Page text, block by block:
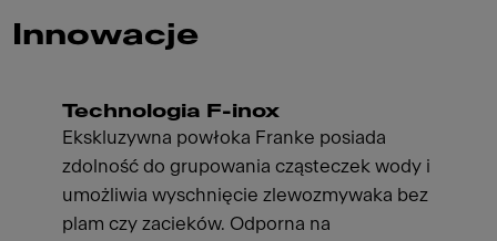
Innowacje
Technologia F-inox
Ekskluzywna powłoka Franke posiada
zdolność do grupowania cząsteczek wody i
umożliwia wyschnięcie zlewozmywaka bez
plam czy zacieków. Odporna na